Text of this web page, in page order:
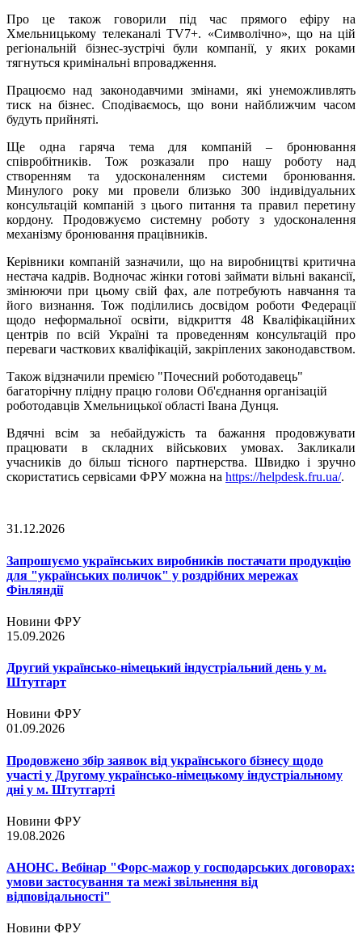
Про це також говорили під час прямого ефіру на
Хмельницькому телеканалі TV7+. «Символічно», що на цій
регіональній бізнес-зустрічі були компанії, у яких роками
тягнуться кримінальні впровадження.
Працюємо над законодавчими змінами, які унеможливлять
тиск на бізнес. Сподіваємось, що вони найближчим часом
будуть прийняті.
Ще одна гаряча тема для компаній – бронювання
співробітників. Тож розказали про нашу роботу над
створенням та удосконаленням системи бронювання.
Минулого року ми провели близько 300 індивідуальних
консультацій компаній з цього питання та правил перетину
кордону. Продовжуємо системну роботу з удосконалення
механізму бронювання працівників.
Керівники компаній зазначили, що на виробництві критична
нестача кадрів. Водночас жінки готові займати вільні вакансії,
змінюючи при цьому свій фах, але потребують навчання та
його визнання. Тож поділились досвідом роботи Федерації
щодо неформальної освіти, відкриття 48 Кваліфікаційних
центрів по всій Україні та проведенням консультацій про
переваги часткових кваліфікацій, закріплених законодавством.
Також відзначили премією "Почесний роботодавець"
багаторічну плідну працю голови Об'єднання організацій
роботодавців Хмельницької області Івана Дунця.
Вдячні всім за небайдужість та бажання продовжувати
працювати в складних військових умовах. Закликали
учасників до більш тісного партнерства. Швидко і зручно
скористатись сервісами ФРУ можна на https://helpdesk.fru.ua/.
31.12.2026
Запрошуємо українських виробників постачати продукцію
для "українських поличок" у роздрібних мережах
Фінляндії
Новини ФРУ
15.09.2026
Другий українсько-німецький індустріальний день у м.
Штутгарт
Новини ФРУ
01.09.2026
Продовжено збір заявок від українського бізнесу щодо
участі у Другому українсько-німецькому індустріальному
дні у м. Штутгарті
Новини ФРУ
19.08.2026
АНОНС. Вебінар "Форс-мажор у господарських договорах:
умови застосування та межі звільнення від
відповідальності"
Новини ФРУ